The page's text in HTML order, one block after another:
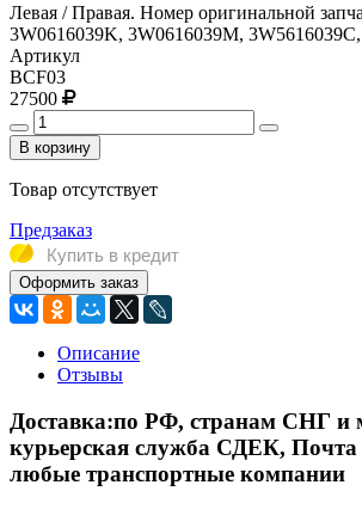
Левая / Правая. Номер оригинальной
3W0616039K, 3W0616039M,
Артикул
BCF03
27500
В корзину
Товар отсутствует
Предзаказ
Купить в кредит
Оформить заказ
Описание
Отзывы
Доставка:по РФ, странам СНГ и
курьерская служба СДЕК, Почта
любые транспортные компании